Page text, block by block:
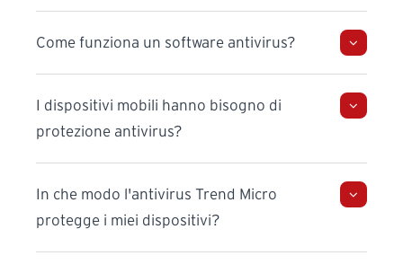
Come funziona un software antivirus?
I dispositivi mobili hanno bisogno di
protezione antivirus?
In che modo l'antivirus Trend Micro
protegge i miei dispositivi?